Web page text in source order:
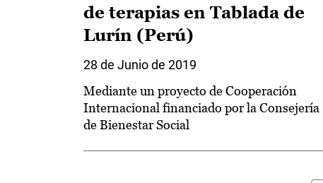
de terapias en Tablada de
Lurín (Perú)
28 de Junio de 2019
Mediante un proyecto de Cooperación
Internacional financiado por la Consejería
de Bienestar Social